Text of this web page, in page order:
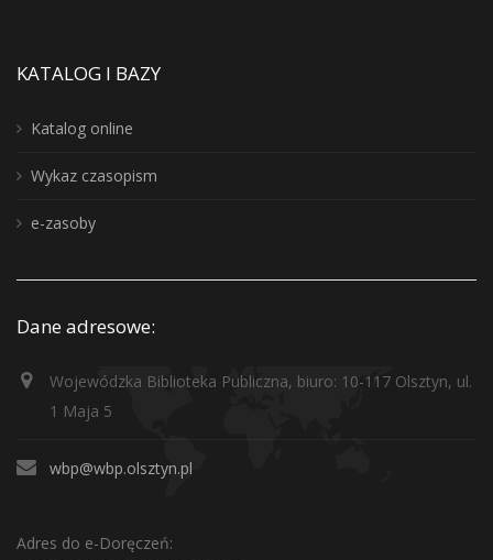
KATALOG I BAZY
Katalog online
Wykaz czasopism
e-zasoby
Dane adresowe:
Wojewódzka Biblioteka Publiczna, biuro: 10-117 Olsztyn, ul.
1 Maja 5
wbp@wbp.olsztyn.pl
Adres do e-Doręczeń: